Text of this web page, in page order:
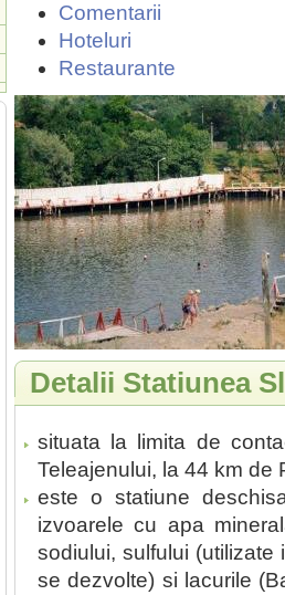
Comentarii
Hoteluri
Restaurante
Detalii Statiunea
situata la limita de
Teleajenului, la 44 km de
este o statiune
izvoarele cu apa
sodiului, sulfului
se dezvolte) si lacurile